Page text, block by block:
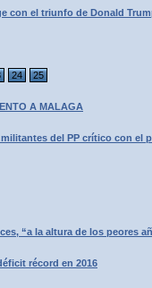
con el triunfo de Donald
24 25
A MALAGA
del PP crítico con el
“a la altura de los peores
récord en 2016